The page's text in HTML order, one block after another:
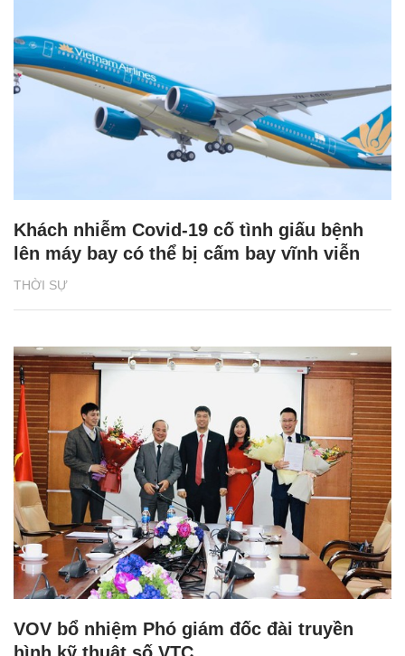
THỜI SỰ
Khách nhiễm Covid-19 cố tình giấu bệnh
lên máy bay có thể bị cấm bay vĩnh viễn
VOV bổ nhiệm Phó giám đốc đài truyền